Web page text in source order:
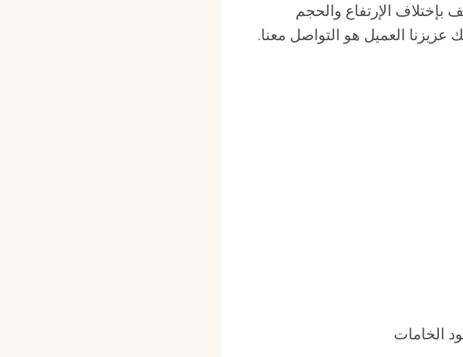
الإرتفاع والحجم
عزيزنا العميل هو التواصل معنا.